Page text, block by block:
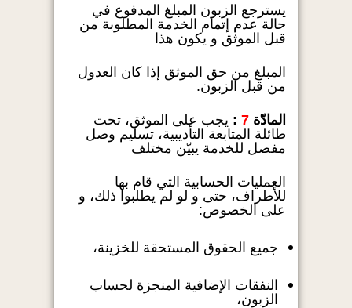
يسترجع الزبون المبلغ المدفوع في
حالة عدم إتمام الخدمة المطلوبة من
قبل الموثق و يكون هذا
المبلغ من حق الموثق إذا كان العدول
من قبل الزبون.
المادّة 7
: يجب على الموثق، تحت
طائلة المتابعة التأديبية، تسليم وصل
مفصل للخدمة يبيّن مختلف
العمليات الحسابية التي قام بها
للأطراف، حتى و لو لم يطلبوا ذلك، و
على الخصوص:
جميع الحقوق المستحقة للخزينة،
النفقات الإضافية المنجزة لحساب
الزبون،